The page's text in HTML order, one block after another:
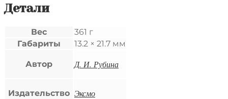
Детали
Вес
361 г
Габариты
13.2 × 21.7 мм
Автор Д. И. Рубина
Издательство Эксмо